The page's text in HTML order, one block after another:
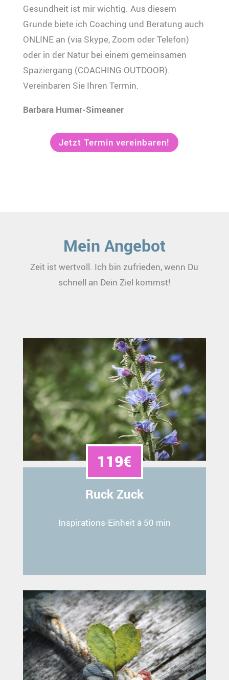
Gesundheit ist mir wichtig. Aus diesem
Grunde biete ich Coaching und Beratung auch
ONLINE an (via Skype, Zoom oder Telefon)
oder in der Natur bei einem gemeinsamen
Spaziergang (COACHING OUTDOOR).
Vereinbaren Sie Ihren Termin.
Barbara Humar-Simeaner
Jetzt Termin vereinbaren!
Mein Angebot
Zeit ist wertvoll. Ich bin zufrieden, wenn Du
schnell an Dein Ziel kommst!
119€
Ruck Zuck
Inspirations-Einheit à 50 min